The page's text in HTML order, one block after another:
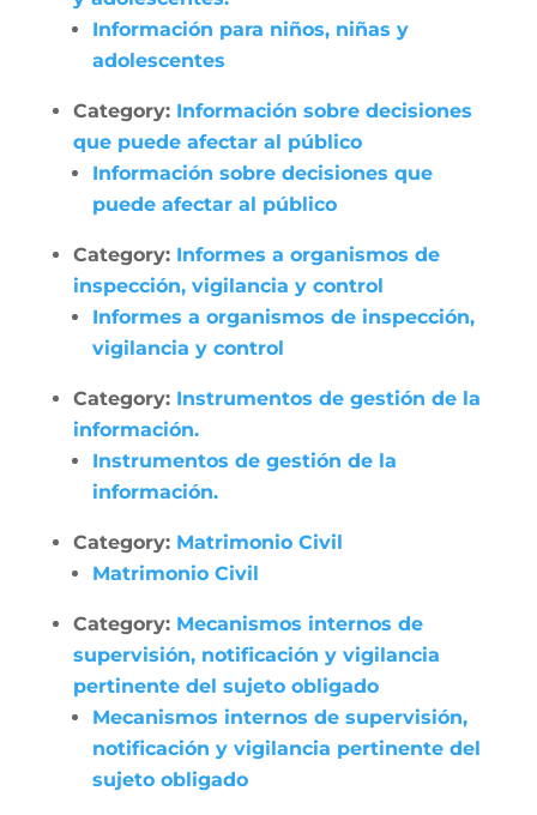
Información para niños, niñas y
adolescentes
Category: Información sobre decisiones
que puede afectar al público
Información sobre decisiones que
puede afectar al público
Category: Informes a organismos de
inspección, vigilancia y control
Informes a organismos de inspección,
vigilancia y control
Category: Instrumentos de gestión de la
información.
Instrumentos de gestión de la
información.
Category: Matrimonio Civil
Matrimonio Civil
Category: Mecanismos internos de
supervisión, notificación y vigilancia
pertinente del sujeto obligado
Mecanismos internos de supervisión,
notificación y vigilancia pertinente del
sujeto obligado